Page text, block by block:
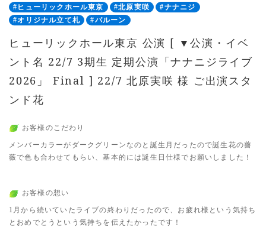
#ヒューリックホール東京
#北原実咲
#ナナニジ
#オリジナル立て札
#バルーン
ヒューリックホール東京 公演 [ ▼公演・イベ
ント名 22/7 3期生 定期公演「ナナニジライブ
2026」 Final ] 22/7 北原実咲 様 ご出演スタ
ンド花
お客様のこだわり
メンバーカラーがダークグリーンなのと誕生月だったので誕生花の薔
薇で色も合わせてもらい、基本的には誕生日仕様でお願いしました！
お客様の想い
1月から続いていたライブの終わりだったので、お疲れ様という気持ち
とおめでとうという気持ちを伝えたかったです！